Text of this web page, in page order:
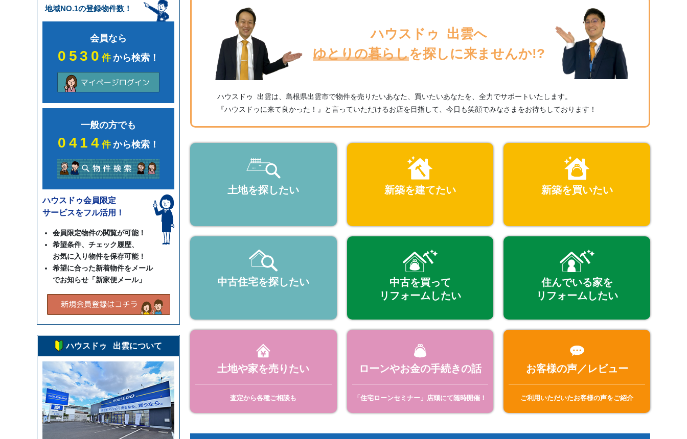
ハウスドゥ 出雲へ
ゆとりの暮らしを探しに来ませんか!?
ハウスドゥ 出雲は、島根県出雲市で物件を売りたいあなた、買いたいあなたを、全力でサポートいたします。
『ハウスドゥに来て良かった！』と言っていただけるお店を目指して、今日も笑顔でみなさまをお待ちしております！
土地を探したい 新築を建てたい 新築を買いたい
中古住宅を探したい
中古を買って
リフォームしたい
住んでいる家を
リフォームしたい
土地や家を売りたい
査定から各種ご相談も
ローンやお金の手続きの話
「住宅ローンセミナー」店頭にて随時開催！
お客様の声／レビュー
ご利用いただいたお客様の声をご紹介
地域NO.1の登録物件数！
会員なら
0530件から検索！
一般の方でも
0414件から検索！
ハウスドゥ会員限定
サービスをフル活用！
会員限定物件の閲覧が可能！
希望条件、チェック履歴、
お気に入り物件を保存可能！
希望に合った新着物件をメール
でお知らせ「新家便メール」
ハウスドゥ 出雲について